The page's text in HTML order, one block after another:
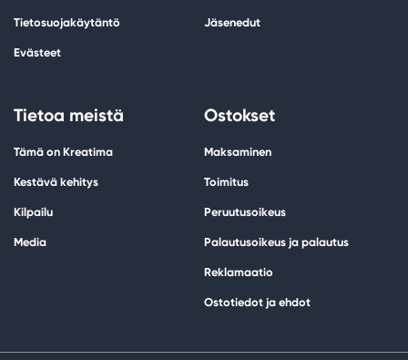
Tietosuojakäytäntö
Evästeet
Jäsenedut
Tietoa meistä
Tämä on Kreatima
Kestävä kehitys
Kilpailu
Media
Ostokset
Maksaminen
Toimitus
Peruutusoikeus
Palautusoikeus ja palautus
Reklamaatio
Ostotiedot ja ehdot